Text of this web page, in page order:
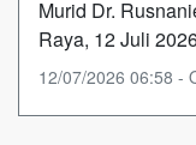
Murid Dr.
Raya, 12 Juli
12/07/2026 06:58 -